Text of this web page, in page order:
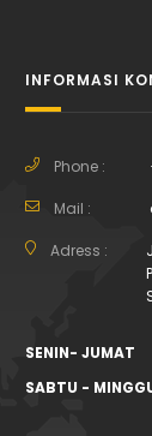
INFORMASI
Phone :
Mail :
Adress :
SENIN- JUMAT
SABTU -